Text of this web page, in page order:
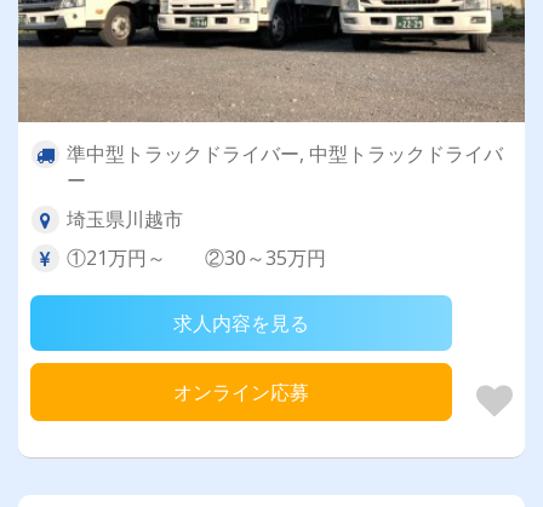
準中型トラックドライバー, 中型トラックドライバ
ー
埼玉県川越市
①21万円～ ②30～35万円
求人内容を見る
オンライン応募